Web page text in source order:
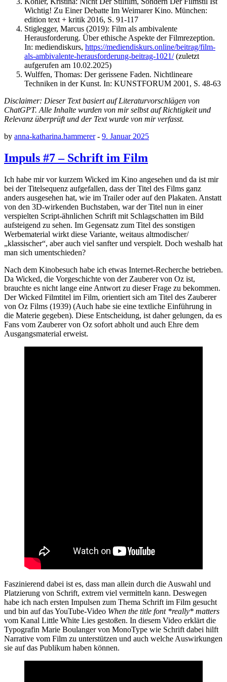
Wichtig! Zu Einer Debatte Im Weimarer Kino. München:
edition text + kritik 2016, S. 91-117
Stiglegger, Marcus (2019): Film als ambivalente
Herausforderung. Über ethische Aspekte der Filmrezeption.
In: mediendiskurs, https://mediendiskurs.online/beitrag/film-
als-ambivalente-herausforderung-beitrag-1021/(zuletzt
aufgerufen am 10.02.2025)
Wulffen, Thomas: Der gerissene Faden. Nichtlineare
Techniken in der Kunst. In: KUNSTFORUM 2001, S. 48-63
Disclaimer: Dieser Text basiert auf Literaturvorschlägen von
ChatGPT. Alle Inhalte wurden von mir selbst auf Richtigkeit und
Relevanz überprüft und der Text wurde von mir verfasst.
by anna-katharina.hammerer- 9. Januar 2025
Impuls #7 – Schrift im Film
Ich habe mir vor kurzem Wicked im Kino angesehen und da ist mir
bei der Titelsequenz aufgefallen, dass der Titel des Films ganz
anders ausgesehen hat, wie im Trailer oder auf den Plakaten. Anstatt
von den 3D-wirkenden Buchstaben, war der Titel nun in einer
verspielten Script-ähnlichen Schrift mit Schlagschatten im Bild
aufsteigend zu sehen. Im Gegensatz zum Titel des sonstigen
Werbematerial wirkt diese Variante, weitaus altmodischer/
„klassischer“, aber auch viel sanfter und verspielt. Doch weshalb hat
man sich umentschieden?
Nach dem Kinobesuch habe ich etwas Internet-Recherche betrieben.
Da Wicked, die Vorgeschichte von der Zauberer von Oz ist,
brauchte es nicht lange eine Antwort zu dieser Frage zu bekommen.
Der Wicked Filmtitel im Film, orientiert sich am Titel des Zauberer
von Oz Films (1939) (Auch habe sie eine textliche Einführung in
die Materie gegeben). Diese Entscheidung, ist daher gelungen, da es
Fans vom Zauberer von Oz sofort abholt und auch Ehre dem
Ausgangsmaterial erweist.
Faszinierend dabei ist es, dass man allein durch die Auswahl und
Platzierung von Schrift, extrem viel vermitteln kann. Deswegen
habe ich nach ersten Impulsen zum Thema Schrift im Film gesucht
und bin auf das YouTube-Video When the title font *really* matters
vom Kanal Little White Lies gestoßen. In diesem Video erklärt die
Typografin Marie Boulanger von MonoType wie Schrift dabei hilft
Narrative vom Film zu unterstützen und auch welche Auswirkungen
sie auf das Publikum haben können.